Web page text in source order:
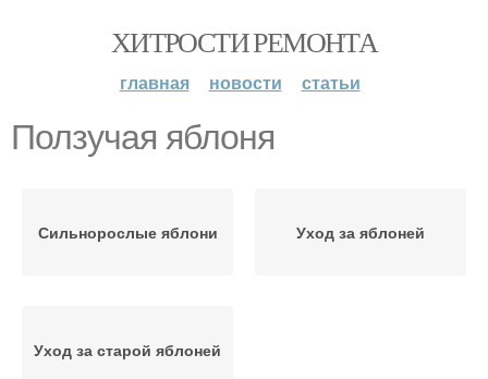
ХИТРОСТИ РЕМОНТА
главная новости статьи
Ползучая яблоня
Сильнорослые яблони Уход за яблоней
Уход за старой яблоней